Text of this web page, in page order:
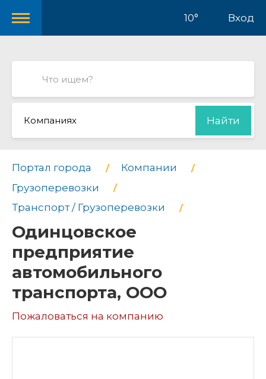
10° Вход
Компаниях Найти
Портал города
Компании
Грузоперевозки
Транспорт / Грузоперевозки
Одинцовское
предприятие
автомобильного
транспорта, ООО
Пожаловаться на компанию